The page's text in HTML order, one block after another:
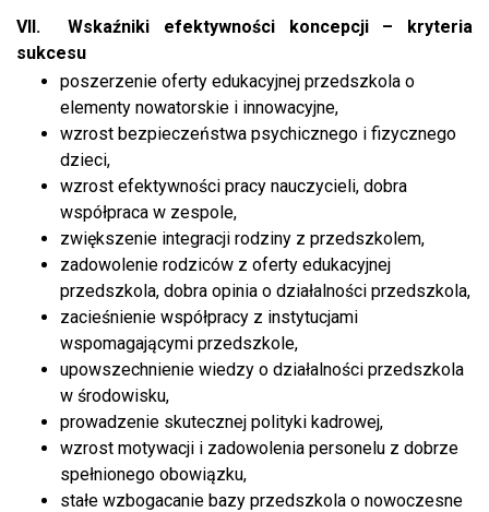
VII.
Wskaźniki efektywności koncepcji – kryteria
sukcesu
poszerzenie oferty edukacyjnej przedszkola o
elementy nowatorskie i innowacyjne,
wzrost bezpieczeństwa psychicznego i fizycznego
dzieci,
wzrost efektywności pracy nauczycieli, dobra
współpraca w zespole,
zwiększenie integracji rodziny z przedszkolem,
zadowolenie rodziców z oferty edukacyjnej
przedszkola, dobra opinia o działalności przedszkola,
zacieśnienie współpracy z instytucjami
wspomagającymi przedszkole,
upowszechnienie wiedzy o działalności przedszkola
w środowisku,
prowadzenie skutecznej polityki kadrowej,
wzrost motywacji i zadowolenia personelu z dobrze
spełnionego obowiązku,
stałe wzbogacanie bazy przedszkola o nowoczesne